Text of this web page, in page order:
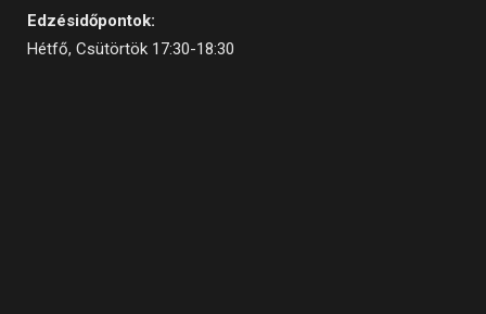
Edzésidőpontok:
Hétfő, Csütörtök 17:30-18:30